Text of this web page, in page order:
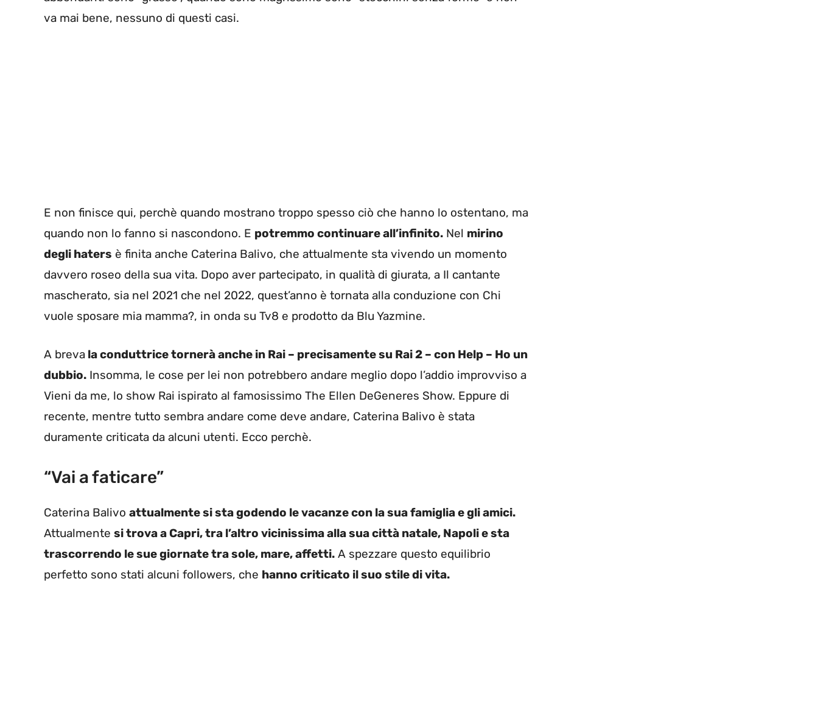
va mai bene, nessuno di questi casi.
E non finisce qui, perchè quando mostrano troppo spesso ciò che hanno lo ostentano, ma
quando non lo fanno si nascondono. E potremmo continuare all’infinito. Nel mirino
degli haters è finita anche Caterina Balivo, che attualmente sta vivendo un momento
davvero roseo della sua vita. Dopo aver partecipato, in qualità di giurata, a Il cantante
mascherato, sia nel 2021 che nel 2022, quest’anno è tornata alla conduzione con Chi
vuole sposare mia mamma?, in onda su Tv8 e prodotto da Blu Yazmine.
A breva la conduttrice tornerà anche in Rai – precisamente su Rai 2 – con Help – Ho un
dubbio. Insomma, le cose per lei non potrebbero andare meglio dopo l’addio improvviso a
Vieni da me, lo show Rai ispirato al famosissimo The Ellen DeGeneres Show. Eppure di
recente, mentre tutto sembra andare come deve andare, Caterina Balivo è stata
duramente criticata da alcuni utenti. Ecco perchè.
“Vai a faticare”
Caterina Balivo attualmente si sta godendo le vacanze con la sua famiglia e gli amici.
Attualmente si trova a Capri, tra l’altro vicinissima alla sua città natale, Napoli e sta
trascorrendo le sue giornate tra sole, mare, affetti. A spezzare questo equilibrio
perfetto sono stati alcuni followers, che hanno criticato il suo stile di vita.